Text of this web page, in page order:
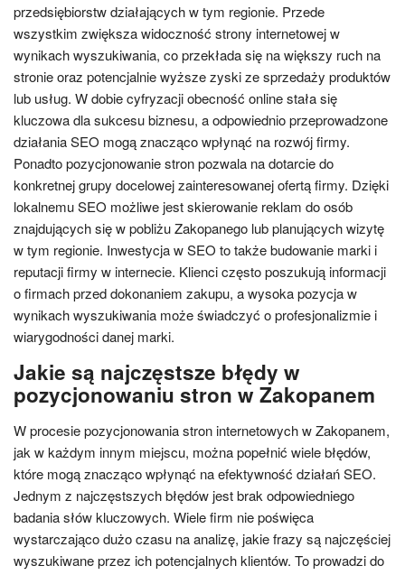
przedsiębiorstw działających w tym regionie. Przede
wszystkim zwiększa widoczność strony internetowej w
wynikach wyszukiwania, co przekłada się na większy ruch na
stronie oraz potencjalnie wyższe zyski ze sprzedaży produktów
lub usług. W dobie cyfryzacji obecność online stała się
kluczowa dla sukcesu biznesu, a odpowiednio przeprowadzone
działania SEO mogą znacząco wpłynąć na rozwój firmy.
Ponadto pozycjonowanie stron pozwala na dotarcie do
konkretnej grupy docelowej zainteresowanej ofertą firmy. Dzięki
lokalnemu SEO możliwe jest skierowanie reklam do osób
znajdujących się w pobliżu Zakopanego lub planujących wizytę
w tym regionie. Inwestycja w SEO to także budowanie marki i
reputacji firmy w internecie. Klienci często poszukują informacji
o firmach przed dokonaniem zakupu, a wysoka pozycja w
wynikach wyszukiwania może świadczyć o profesjonalizmie i
wiarygodności danej marki.
Jakie są najczęstsze błędy w
pozycjonowaniu stron w Zakopanem
W procesie pozycjonowania stron internetowych w Zakopanem,
jak w każdym innym miejscu, można popełnić wiele błędów,
które mogą znacząco wpłynąć na efektywność działań SEO.
Jednym z najczęstszych błędów jest brak odpowiedniego
badania słów kluczowych. Wiele firm nie poświęca
wystarczająco dużo czasu na analizę, jakie frazy są najczęściej
wyszukiwane przez ich potencjalnych klientów. To prowadzi do